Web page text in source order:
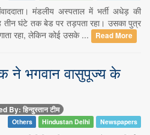
मंडलीय अस्पताल में भर्ती अधेड़ की
तीन घंटे तक बेड पर तड़पता रहा। उसका पुत्र
रहा, लेकिन कोई उसके ...
Read More
ने भगवान वासुपूज्य के
By: हिन्दुस्तान टीम
Others Hindustan Delhi Newspapers